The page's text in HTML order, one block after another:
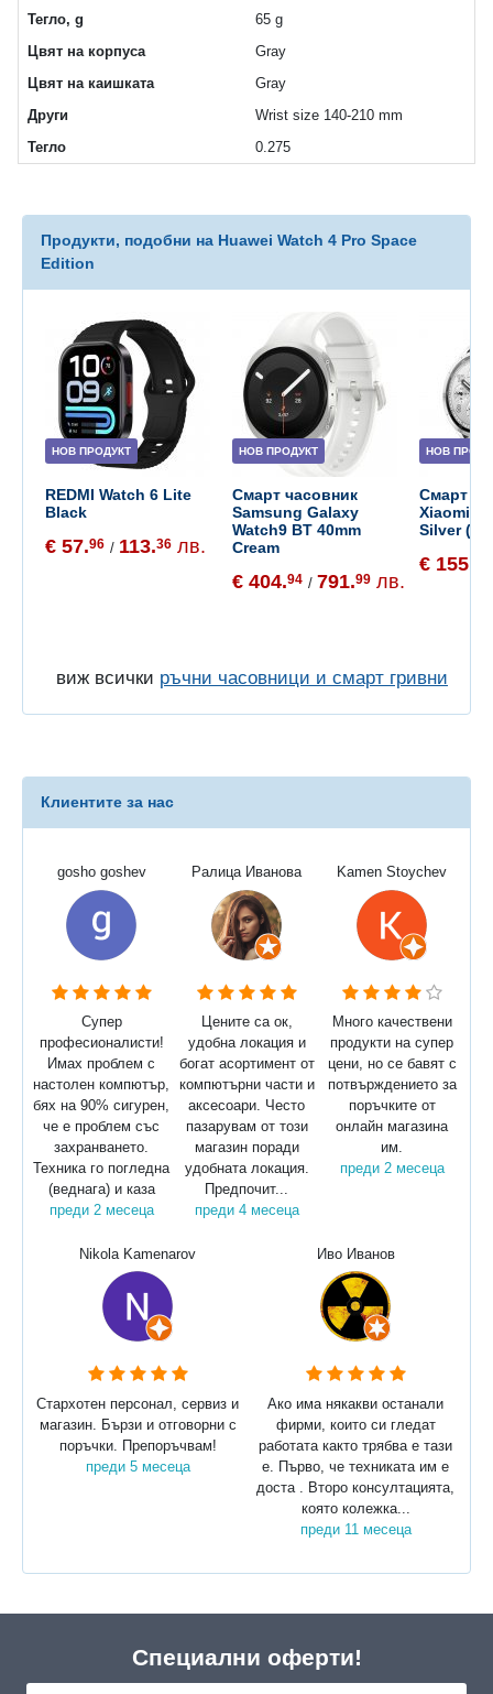
Тегло, g
65 g
Цвят на корпуса
Gray
Цвят на каишката
Gray
Други
Wrist size 140-210 mm
Тегло
0.275
Продукти, подобни на Huawei Watch 4 Pro Space
Edition
НОВ ПРОДУКТ
REDMI Watch 6 Lite
Black
€ 57.96 / 113.36 лв.
НОВ ПРОДУКТ
Смарт часовник
Samsung Galaxy
Watch9 BT 40mm
Cream
€ 404.94 / 791.99 лв.
НОВ
Смарт
Xiaomi
Silver
€ 155.
виж всички ръчни часовници и смарт гривни
Клиентите за нас
gosho goshev
Супер
професионалисти!
Имах проблем с
настолен компютър,
бях на 90% сигурен,
че е проблем със
захранването.
Техника го погледна
(веднага) и каза
преди 2 месеца
Ралица Иванова
Цените са ок,
удобна локация и
богат асортимент от
компютърни части и
аксесоари. Често
пазарувам от този
магазин поради
удобната локация.
Предпочит...
преди 4 месеца
Kamen Stoychev
Много качествени
продукти на супер
цени, но се бавят с
потвърждението за
поръчките от
онлайн магазина
им.
преди 2 месеца
Nikola Kamenarov
Стархотен персонал, сервиз и
магазин. Бързи и отговорни с
поръчки. Препоръчвам!
преди 5 месеца
Иво Иванов
Ако има някакви останали
фирми, които си гледат
работата както трябва е тази
е. Първо, че техниката им е
доста . Второ консултацията,
която колежка...
преди 11 месеца
Специални оферти!